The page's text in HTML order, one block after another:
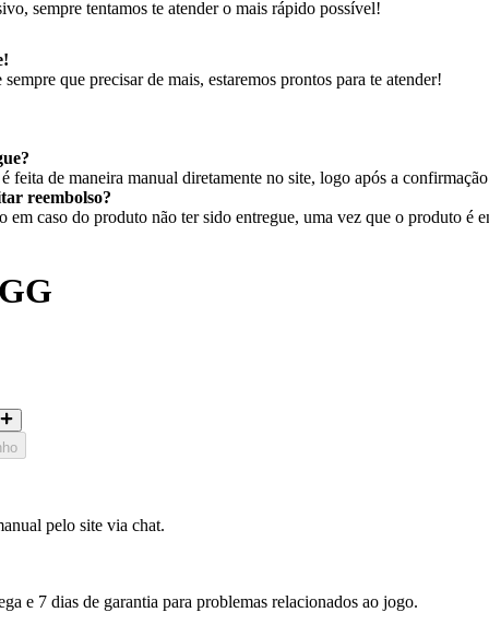
sempre tentamos te atender o mais rápido possível!
que precisar de mais, estaremos prontos para te atender!
feita de maneira manual diretamente no site, logo após a
reembolso?
em caso do produto não ter sido entregue, uma vez que o produto é
pelo site via chat.
e 7 dias de garantia para problemas relacionados ao jogo.